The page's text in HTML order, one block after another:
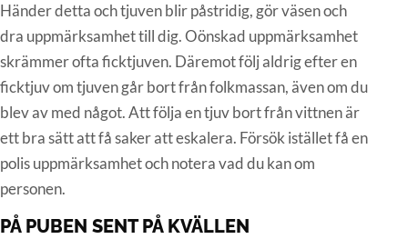
Händer detta och tjuven blir påstridig, gör väsen och
dra uppmärksamhet till dig. Oönskad uppmärksamhet
skrämmer ofta ficktjuven. Däremot följ aldrig efter en
ficktjuv om tjuven går bort från folkmassan, även om du
blev av med något. Att följa en tjuv bort från vittnen är
ett bra sätt att få saker att eskalera. Försök istället få en
polis uppmärksamhet och notera vad du kan om
personen.
PÅ PUBEN SENT PÅ KVÄLLEN